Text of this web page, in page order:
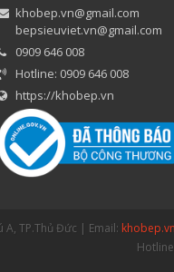
khobep.vn@gmail.com
bepsieuviet.vn@gmail.com
0909 646 008
Hotline: 0909 646 008
https://khobep.vn
A, TP.Thủ Đức | Email: